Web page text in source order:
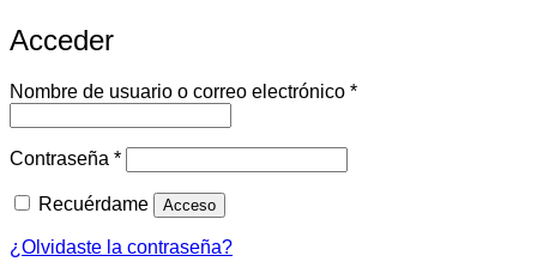
Acceder
Nombre de usuario o correo electrónico *Obligatorio
Contraseña *Obligatorio
Recuérdame Acceso
¿Olvidaste la contraseña?